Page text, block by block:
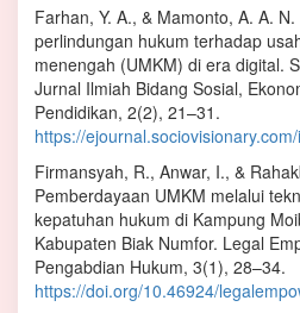
Farhan, Y. A., & Mamonto, A. A.
perlindungan hukum terhadap
menengah (UMKM) di era digital.
Jurnal Ilmiah Bidang Sosial,
Pendidikan, 2(2), 21–31.
https://
Firmansyah, R., Anwar, I., &
Pemberdayaan UMKM melalui
kepatuhan hukum di Kampung
Kabupaten Biak Numfor. Legal
Pengabdian Hukum, 3(1), 28–34.
https://doi.org/10.46924/